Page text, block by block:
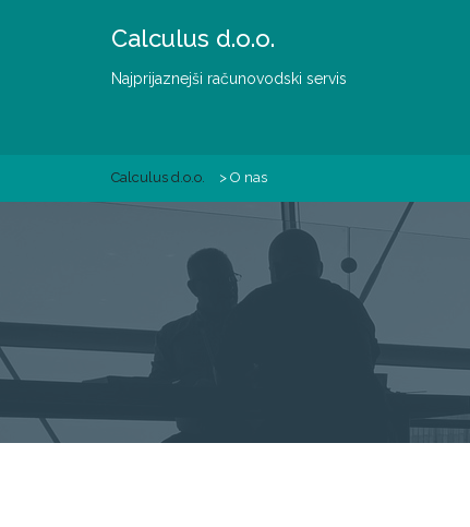
Calculus d.o.o.
Najprijaznejši računovodski servis
Calculus d.o.o. > O nas